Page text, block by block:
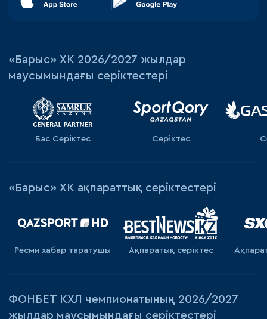
«‎Барыс»‎ ХК 2026/2027 жылдар
маусымындағы серіктестері
Бас Серіктес Серіктес
«Барыс» ХК ақпараттық серіктестері
Ресми хабар таратушы Ақпаратық серiктес
ФОНБЕТ КХЛ чемпионатының 2026/2027
жылдар маусымындағы серіктестері